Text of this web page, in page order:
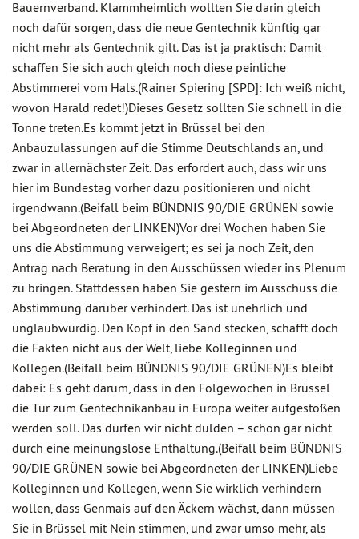
Bauernverband. Klammheimlich wollten Sie darin gleich
noch dafür sorgen, dass die neue Gentechnik künftig gar
nicht mehr als Gentechnik gilt. Das ist ja praktisch: Damit
schaffen Sie sich auch gleich noch diese peinliche
Abstimmerei vom Hals.(Rainer Spiering [SPD]: Ich weiß nicht,
wovon Harald redet!)Dieses Gesetz sollten Sie schnell in die
Tonne treten.Es kommt jetzt in Brüssel bei den
Anbauzulassungen auf die Stimme Deutschlands an, und
zwar in allernächster Zeit. Das erfordert auch, dass wir uns
hier im Bundestag vorher dazu positionieren und nicht
irgendwann.(Beifall beim BÜNDNIS 90/DIE GRÜNEN sowie
bei Abgeordneten der LINKEN)Vor drei Wochen haben Sie
uns die Abstimmung verweigert; es sei ja noch Zeit, den
Antrag nach Beratung in den Ausschüssen wieder ins Plenum
zu bringen. Stattdessen haben Sie gestern im Ausschuss die
Abstimmung darüber verhindert. Das ist unehrlich und
unglaubwürdig. Den Kopf in den Sand stecken, schafft doch
die Fakten nicht aus der Welt, liebe Kolleginnen und
Kollegen.(Beifall beim BÜNDNIS 90/DIE GRÜNEN)Es bleibt
dabei: Es geht darum, dass in den Folgewochen in Brüssel
die Tür zum Gentechnikanbau in Europa weiter aufgestoßen
werden soll. Das dürfen wir nicht dulden – schon gar nicht
durch eine meinungslose Enthaltung.(Beifall beim BÜNDNIS
90/DIE GRÜNEN sowie bei Abgeordneten der LINKEN)Liebe
Kolleginnen und Kollegen, wenn Sie wirklich verhindern
wollen, dass Genmais auf den Äckern wächst, dann müssen
Sie in Brüssel mit Nein stimmen, und zwar umso mehr, als